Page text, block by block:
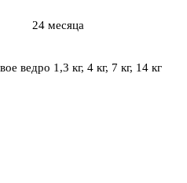
24 месяца
ведро 1,3 кг, 4 кг, 7 кг, 14 кг